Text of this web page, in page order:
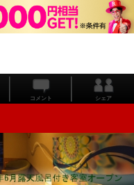
コメント シェア